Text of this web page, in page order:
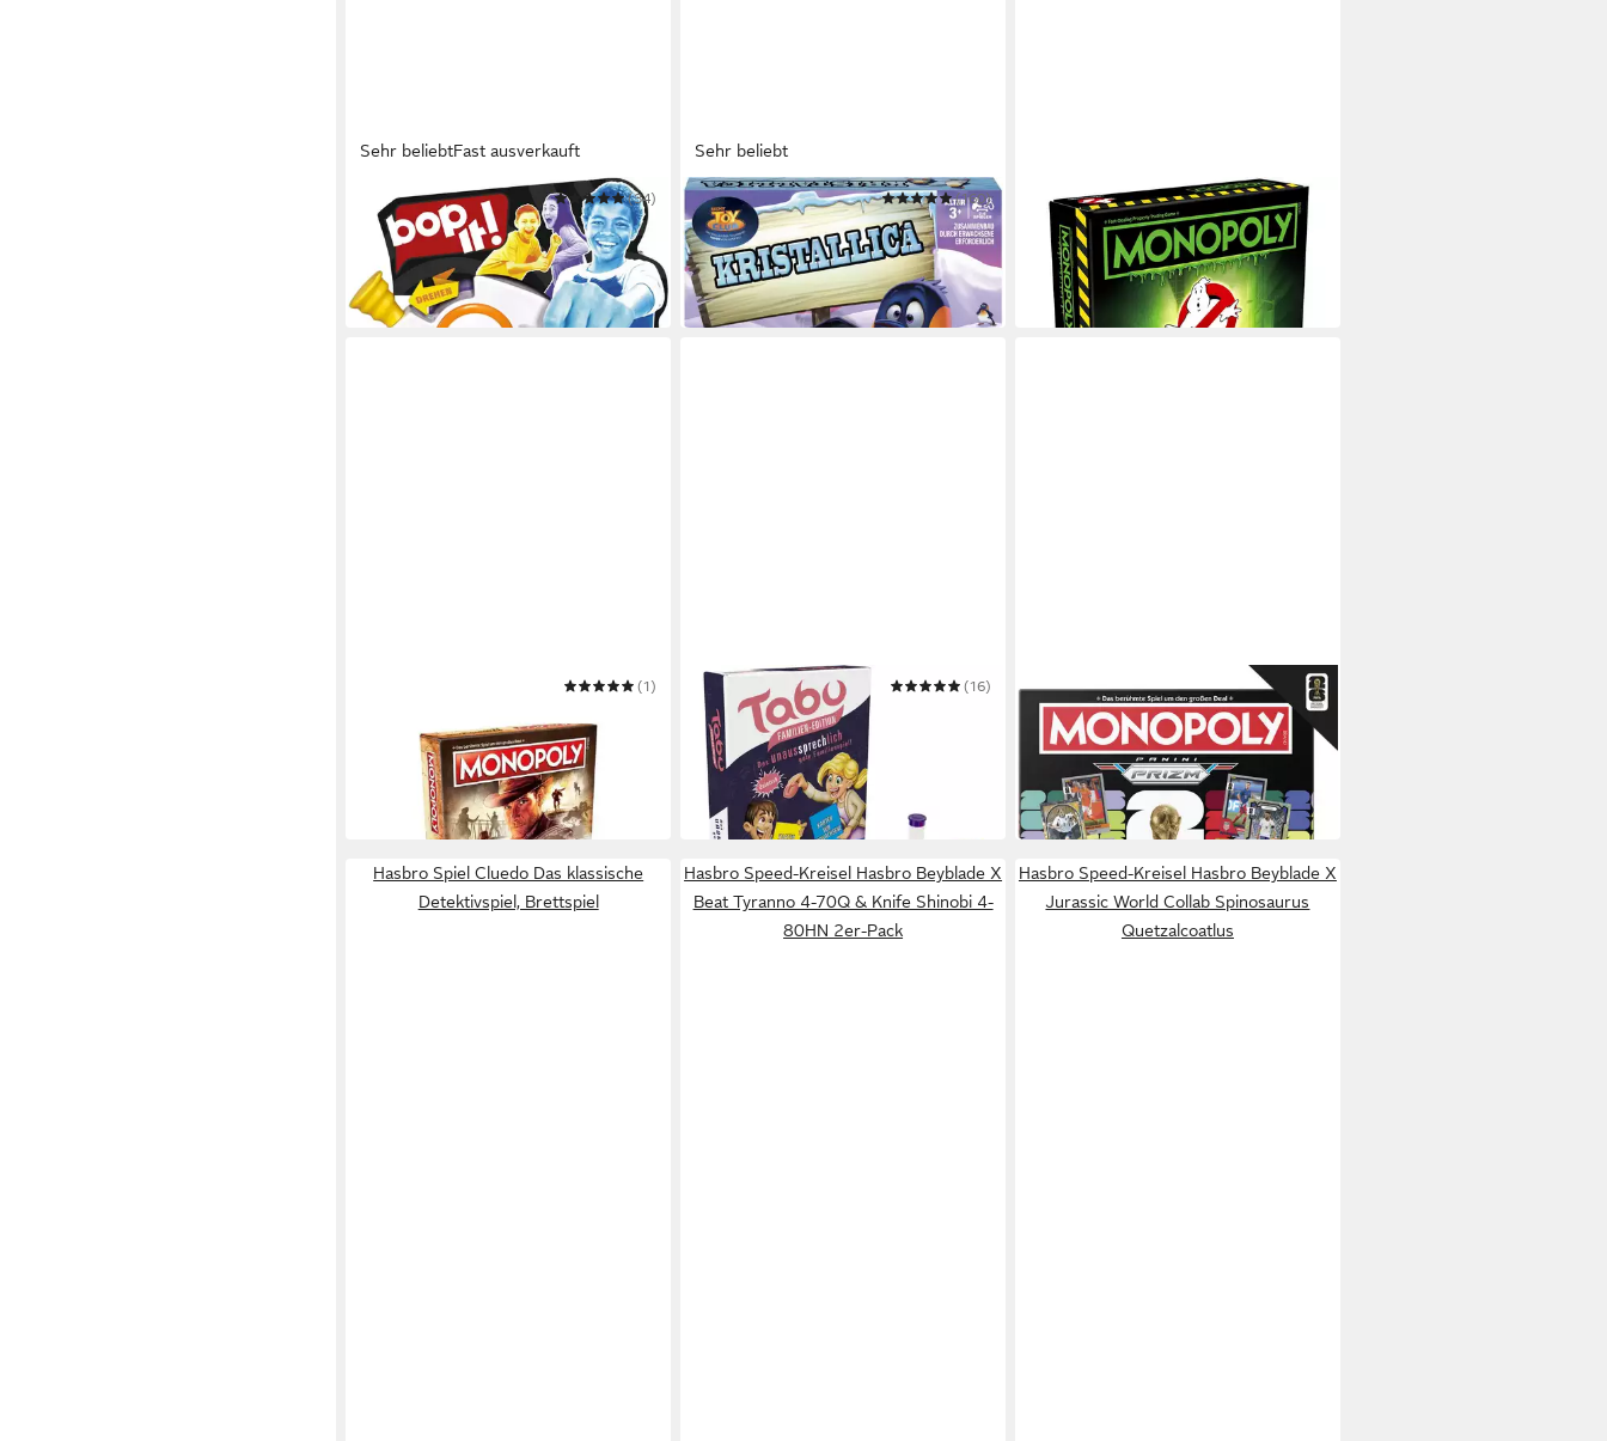
Sehr beliebtFast ausverkauft
HASBRO
Spiel Bop It
(34)
ab 24,99 €
in 1-2 Werktagen bei dir
Sehr beliebt
HASBRO
Spiel Kristallica
(160)
ab 19,90 € UVP24,99 €
-20%
in 1-2 Werktagen bei dir
HASBRO
Spiel Monopoly Ghostbusters
(englisch)
44,99 €
in 2-3 Werktagen bei dir
(1)
39,99 €
in 2-3 Werktagen bei dir
HASBRO
Spiel Tabu Familien-Edition
(16)
ab 29,04 € UVP34,99 €
-17%
in 1-2 Werktagen bei dir
HASBRO
Spiel Monopoly Panini Prizm: FIFA
World Cup
ab 33,66 € UVP44,99 €
-25%
in 1-2 Werktagen bei dir
Hasbro Spiel Cluedo Das klassische
Detektivspiel, Brettspiel
Hasbro Speed-Kreisel Hasbro Beyblade X
Beat Tyranno 4-70Q & Knife Shinobi 4-
80HN 2er-Pack
Hasbro Speed-Kreisel Hasbro Beyblade X
Jurassic World Collab Spinosaurus
Quetzalcoatlus